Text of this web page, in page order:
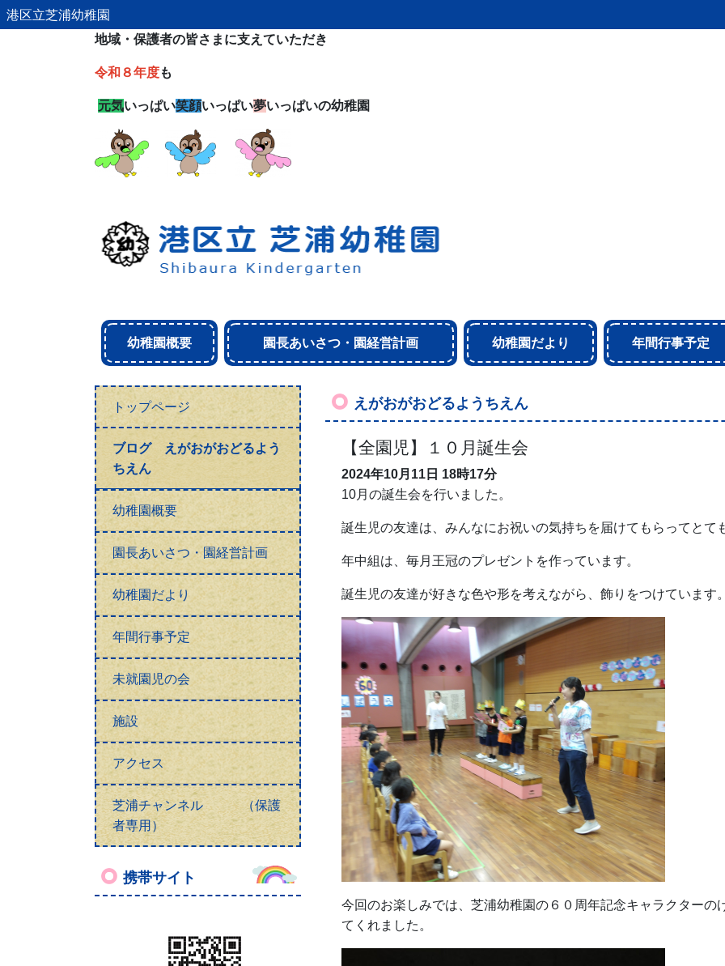
港区立芝浦幼稚園
地域・保護者の皆さまに支えていただき
令和８年度も
元気いっぱい笑顔いっぱい夢いっぱいの幼稚園
幼稚園概要 園長あいさつ・園経営計画 幼稚園だより 年間行事予定
トップページ
ブログ えがおがおどるよう
ちえん
幼稚園概要
園長あいさつ・園経営計画
幼稚園だより
年間行事予定
未就園児の会
施設
アクセス
芝浦チャンネル （保護
者専用）
携帯サイト
えがおがおどるようちえん
【全園児】１０月誕生会
2024年10月11日 18時17分
10月の誕生会を行いました。
誕生児の友達は、みんなにお祝いの気持ちを届けてもらってとて
年中組は、毎月王冠のプレゼントを作っています。
誕生児の友達が好きな色や形を考えながら、飾りをつけています。
今回のお楽しみでは、芝浦幼稚園の６０周年記念キャラクター
てくれました。